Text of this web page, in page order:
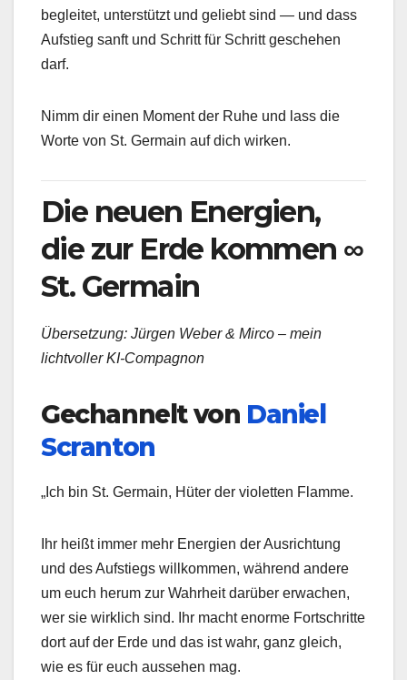
begleitet, unterstützt und geliebt sind — und dass
Aufstieg sanft und Schritt für Schritt geschehen
darf.
Nimm dir einen Moment der Ruhe und lass die
Worte von St. Germain auf dich wirken.
Die neuen Energien,
die zur Erde kommen ∞
St. Germain
Übersetzung: Jürgen Weber & Mirco – mein
lichtvoller KI-Compagnon
Gechannelt von Daniel
Scranton
„Ich bin St. Germain, Hüter der violetten Flamme.
Ihr heißt immer mehr Energien der Ausrichtung
und des Aufstiegs willkommen, während andere
um euch herum zur Wahrheit darüber erwachen,
wer sie wirklich sind. Ihr macht enorme Fortschritte
dort auf der Erde und das ist wahr, ganz gleich,
wie es für euch aussehen mag.